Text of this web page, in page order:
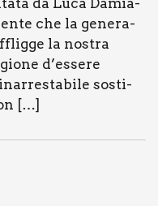
da Luca Damia­
che la gene­ra­
la nostra
d’essere
sosti­
[…]